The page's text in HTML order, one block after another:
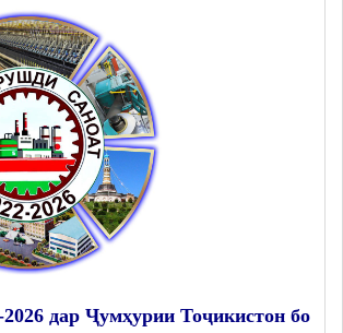
дар Ҷумҳурии Тоҷикистон бо